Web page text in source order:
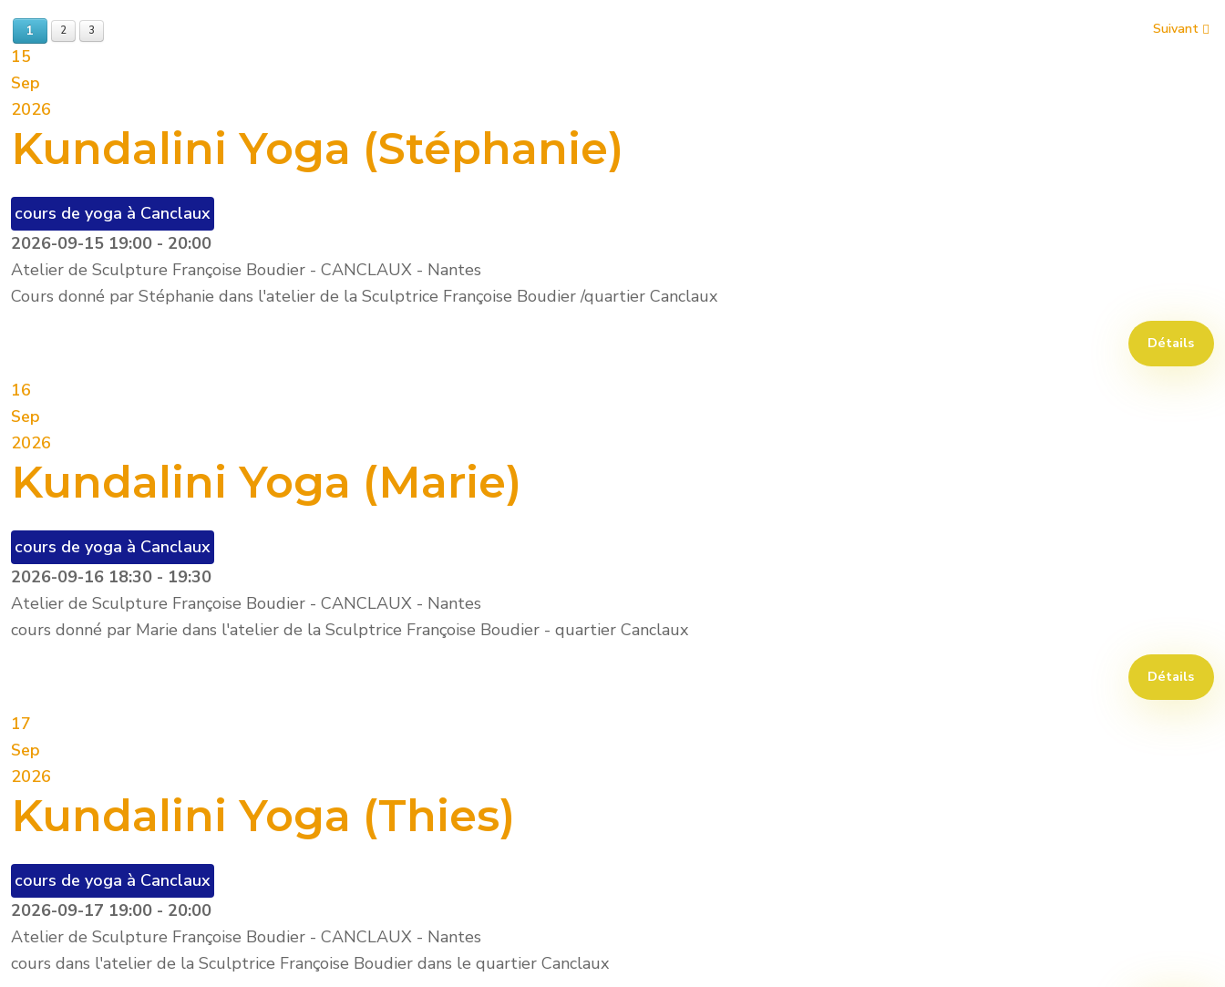
1 2 3 Suivant
15
Sep
2026
Kundalini Yoga (Stéphanie)
cours de yoga à Canclaux
2026-09-15 19:00 - 20:00
Atelier de Sculpture Françoise Boudier - CANCLAUX - Nantes
Cours donné par Stéphanie dans l'atelier de la Sculptrice Françoise Boudier /quartier Canclaux
Détails
16
Sep
2026
Kundalini Yoga (Marie)
cours de yoga à Canclaux
2026-09-16 18:30 - 19:30
Atelier de Sculpture Françoise Boudier - CANCLAUX - Nantes
cours donné par Marie dans l'atelier de la Sculptrice Françoise Boudier - quartier Canclaux
Détails
17
Sep
2026
Kundalini Yoga (Thies)
cours de yoga à Canclaux
2026-09-17 19:00 - 20:00
Atelier de Sculpture Françoise Boudier - CANCLAUX - Nantes
cours dans l'atelier de la Sculptrice Françoise Boudier dans le quartier Canclaux